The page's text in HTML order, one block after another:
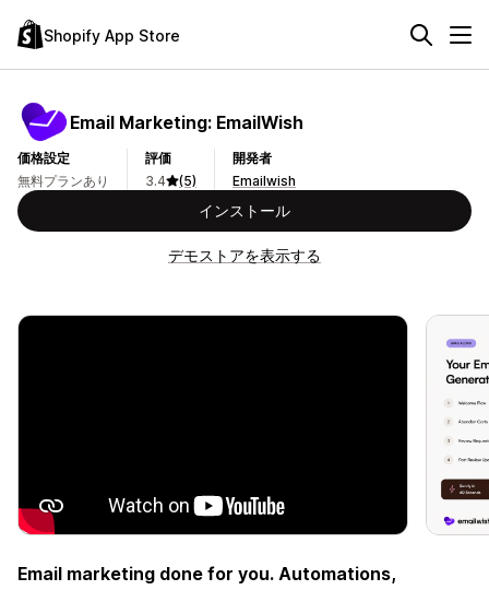
Shopify App Store
Email Marketing: EmailWish
価格設定
無料プランあり
評価
3.4
(5)
開発者
Emailwish
インストール
デモストアを表示する
Email marketing done for you. Automations,